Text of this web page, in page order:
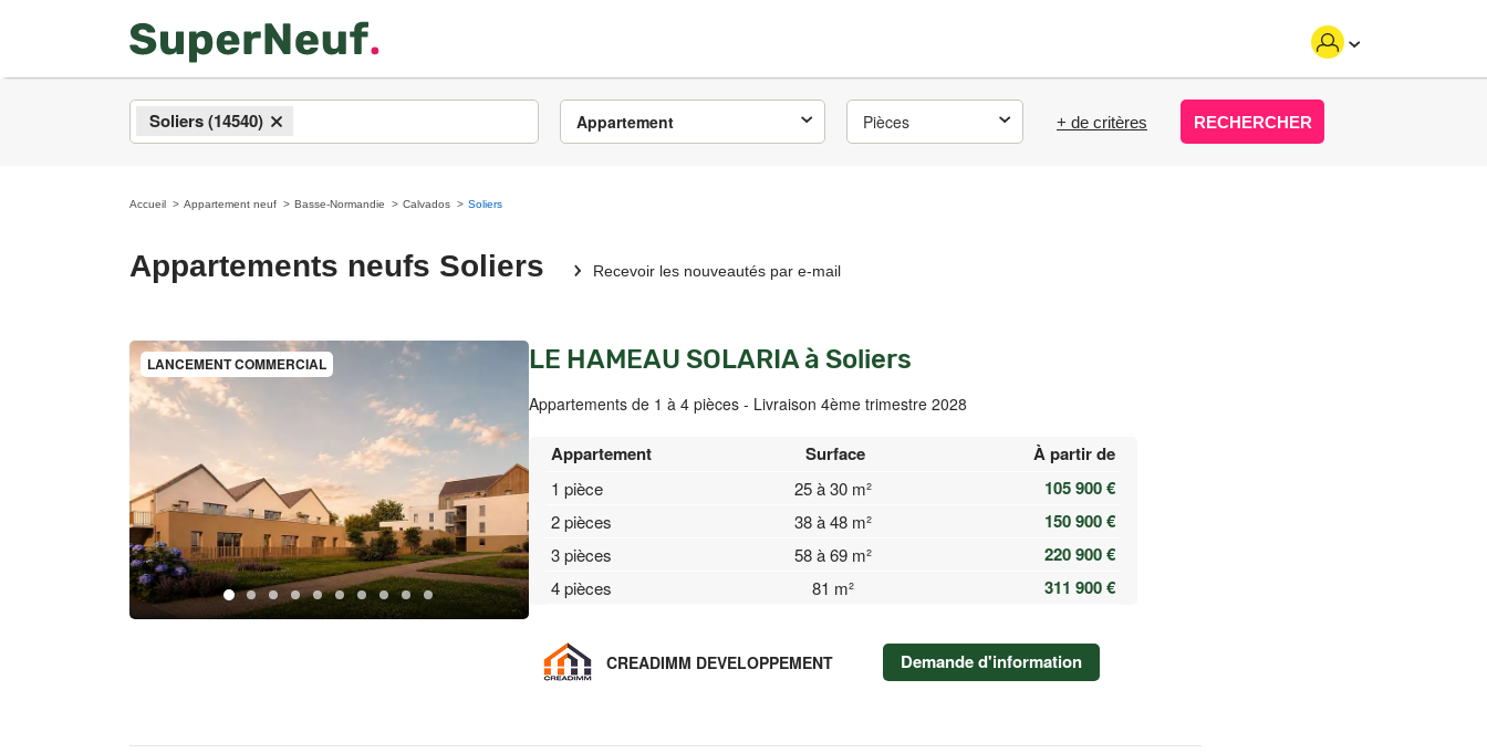
×
Soliers (14540) Appartement Pièces + de critères RECHERCHER
Accueil Appartement neuf Basse-Normandie Calvados Soliers
Appartements neufs Soliers Recevoir les nouveautés par e-mail
LANCEMENT COMMERCIAL LE HAMEAU SOLARIA à Soliers
Appartements de 1 à 4 pièces - Livraison 4ème trimestre 2028
Appartement Surface À partir de
1 pièce 25 à 30 m² 105 900 €
2 pièces 38 à 48 m² 150 900 €
3 pièces 58 à 69 m² 220 900 €
4 pièces 81 m² 311 900 €
CREADIMM DEVELOPPEMENT Demande d'information